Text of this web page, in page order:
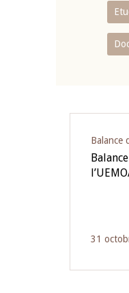
Balance
31